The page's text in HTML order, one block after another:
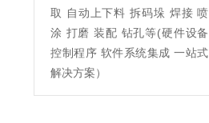
取 自动上下料 拆码垛 焊接 喷
涂 打磨 装配 钻孔等(硬件设备
控制程序 软件系统集成 一站式
解决方案）